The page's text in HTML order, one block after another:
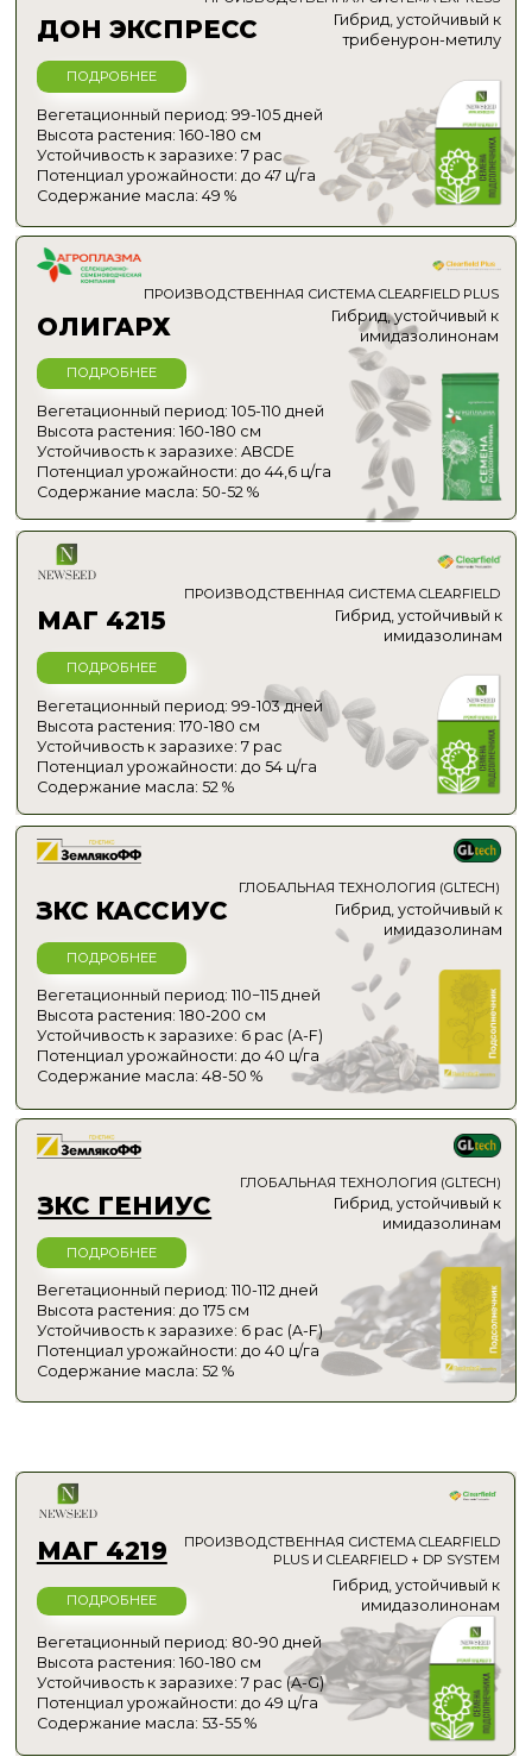
МАГ 4219
Высота растения: 165-185 см
Содержание масла: 48-52 %
Высота растения: 160-170 см
Устойчивость к заразихе: 7 рас
Потенциал урожайности: до ? ц/га
Вегетационный период: 80-90 дней
Высота растения: 160-180 см
Устойчивость к заразихе: 7 рас (A-G)
Потенциал урожайности: до 49 ц/га
Содержание масла: 53-55 %
СУСАННА
ИРАКЛИОН
ПОДРОБНЕЕ
ПОДРОБНЕЕ
ПОДРОБНЕЕ
ПРОИЗВОДСТВЕННАЯ
ПРОИЗВОДСТВЕННАЯ СИСТЕМА CLEARFIELD
PLUS И CLEARFIELD + DP SYSTEM
Гибрид, устойчивый к
имидазолинонам
ПРОИЗВОДСТВЕННАЯ СИСТЕМА
CLEARFIELD PLUS + И CLEARFIELD + DP
SYSTEM
Что показал бункер в
хозяйствах Башкирии?
РЕАЛЬНЫЕ РЕЗУЛЬТАТЫ
2025 ГОДА
Средняя урожайность гибридов в 2025 году
от 22 до 30 центнеров с гектара
Фермеры отмечают
цветения, мощное заполнение корзинки
стабильное качество семян.
Получить сводку
Устойчивость
к болезням и заразихе
Раннее и дружное
одновременно, упрощая уборку